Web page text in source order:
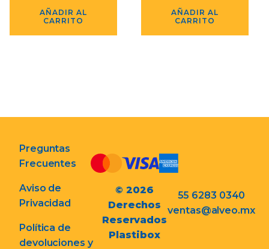
AÑADIR AL
CARRITO
AÑADIR AL
CARRITO
Preguntas
Frecuentes
Aviso de
Privacidad
Política de
devoluciones y
© 2026
Derechos
Reservados
Plastibox
55 6283 0340
ventas@alveo.mx